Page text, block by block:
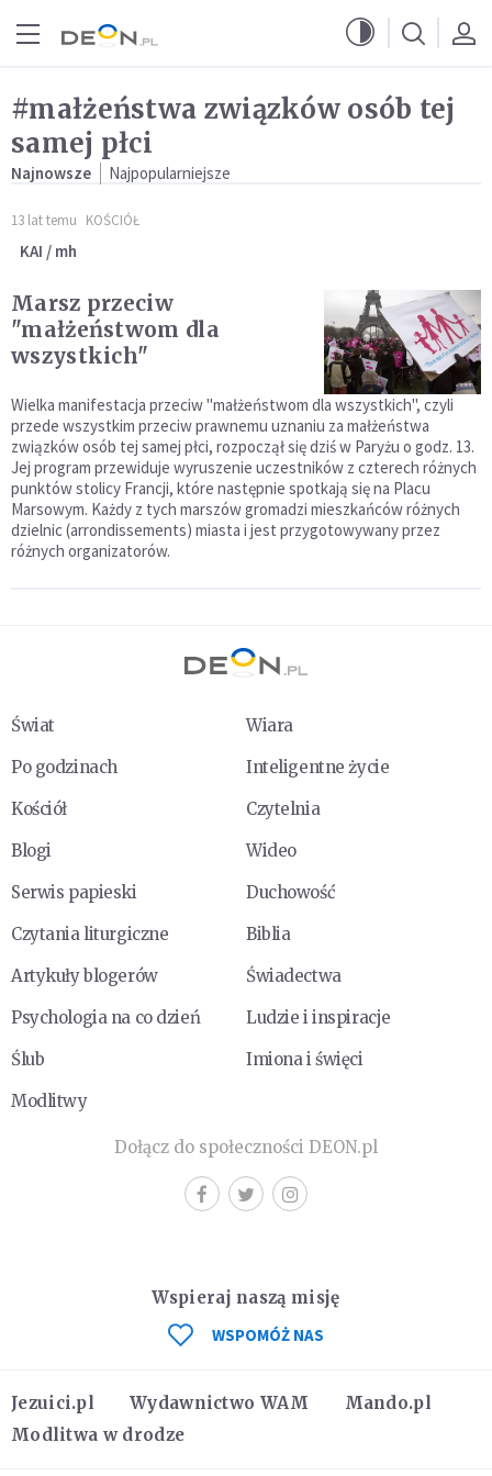
#małżeństwa związków osób tej
samej płci
Najnowsze Najpopularniejsze
13 lat temu KOŚCIÓŁ
KAI / mh
Marsz przeciw
"małżeństwom dla
wszystkich"
Wielka manifestacja przeciw "małżeństwom dla wszystkich", czyli
przede wszystkim przeciw prawnemu uznaniu za małżeństwa
związków osób tej samej płci, rozpoczął się dziś w Paryżu o godz. 13.
Jej program przewiduje wyruszenie uczestników z czterech różnych
punktów stolicy Francji, które następnie spotkają się na Placu
Marsowym. Każdy z tych marszów gromadzi mieszkańców różnych
dzielnic (arrondissements) miasta i jest przygotowywany przez
różnych organizatorów.
Świat
Wiara
Po godzinach
Inteligentne życie
Kościół
Czytelnia
Blogi
Wideo
Serwis papieski
Duchowość
Czytania liturgiczne
Biblia
Artykuły blogerów
Świadectwa
Psychologia na co dzień
Ludzie i inspiracje
Ślub
Imiona i święci
Modlitwy
Dołącz do społeczności DEON.pl
Jezuici.pl Wydawnictwo WAM
Mando.pl
Modlitwa w drodze
Wspieraj naszą misję
WSPOMÓŻ NAS